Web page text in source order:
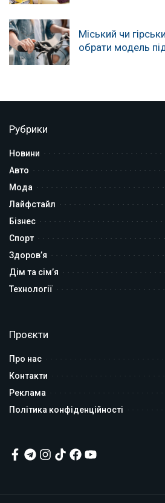
Міський чи
обрати модель
Рубрики
Новини
Авто
Мода
Лайфстайл
Бізнес
Спорт
Здоров’я
Дім та сім’я
Технології
Проєкти
Про нас
Контакти
Реклама
Політика конфіденційності